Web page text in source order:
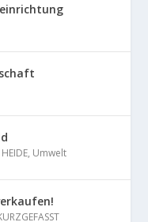
, Umwelt